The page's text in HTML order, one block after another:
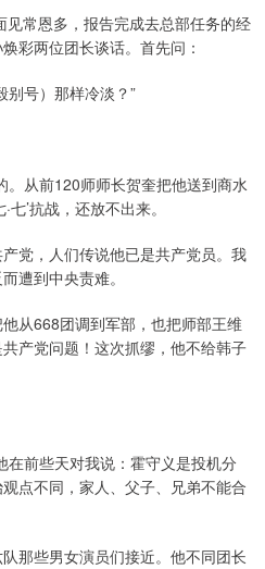
常恩多，报告完成去总部任务的经
彩两位团长谈话。首先问：
别号）那样冷淡？”
。从前120师师长贺奎把他送到商水
’抗战，还放不出来。
党，人们传说他已是共产党员。我
遭到中央责难。
从668团调到军部，也把师部王维
产党问题！这次抓缪，他不给韩子
在前些天对我说：霍守义是投机分
点不同，家人、父子、兄弟不能合
那些男女演员们接近。他不同团长